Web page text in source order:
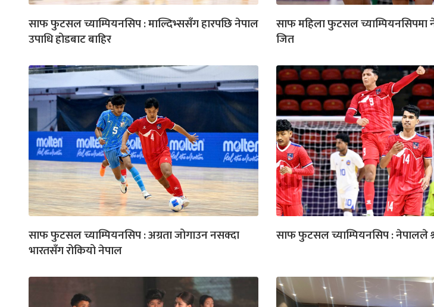
साफ फुटसल च्याम्पियनसिप : माल्दिभ्ससँग हारपछि नेपाल
उपाधि होडबाट बाहिर
साफ महिला फुटसल च्याम्पियनसिपमा
जित
साफ फुटसल च्याम्पियनसिप : अग्रता जोगाउन नसक्दा
भारतसँग रोकियो नेपाल
साफ फुटसल च्याम्पियनसिप : नेपालले